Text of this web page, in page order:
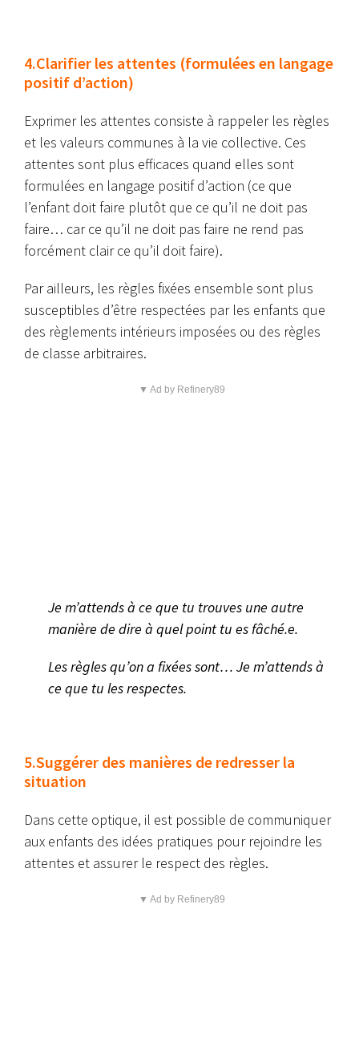
4.Clarifier les attentes (formulées en langage
positif d’action)
Exprimer les attentes consiste à rappeler les règles
et les valeurs communes à la vie collective. Ces
attentes sont plus efficaces quand elles sont
formulées en langage positif d’action (ce que
l’enfant doit faire plutôt que ce qu’il ne doit pas
faire… car ce qu’il ne doit pas faire ne rend pas
forcément clair ce qu’il doit faire).
Par ailleurs, les règles fixées ensemble sont plus
susceptibles d’être respectées par les enfants que
des règlements intérieurs imposées ou des règles
de classe arbitraires.
▼ Ad by Refinery89
Je m’attends à ce que tu trouves une autre
manière de dire à quel point tu es fâché.e.
Les règles qu’on a fixées sont… Je m’attends à
ce que tu les respectes.
5.Suggérer des manières de redresser la
situation
Dans cette optique, il est possible de communiquer
aux enfants des idées pratiques pour rejoindre les
attentes et assurer le respect des règles.
▼ Ad by Refinery89